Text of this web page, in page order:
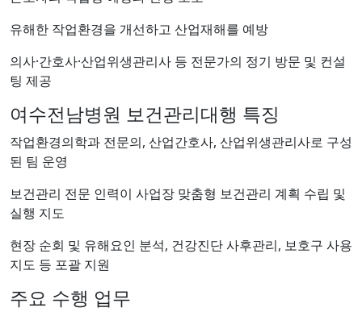
유해한 작업환경을 개선하고 산업재해를 예방
의사·간호사·산업위생관리사 등 전문가의 정기 방문 및 컨설
팅 제공
여수전남병원 보건관리대행 특징
작업환경의학과 전문의, 산업간호사, 산업위생관리사로 구성
된 팀 운영
보건관리 전문 인력이 사업장 맞춤형 보건관리 계획 수립 및
실행 지도
현장 순회 및 유해요인 분석, 건강진단 사후관리, 보호구 사용
지도 등 포괄 지원
주요 수행 업무